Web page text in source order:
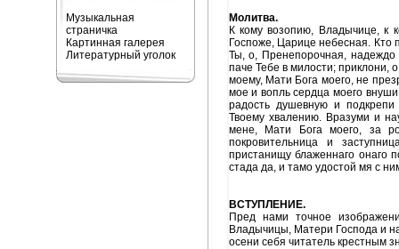
Музыкальная
страничка
Картинная галерея
Литературный уголок
Молитва.
К кому возопию, Владычице, к
Госпоже, Царице небесная.
Ты, о, Пренепорочная,
паче Тебе в милости;
моему, Мати Бога моего, не
мое и вопль сердца моего
радость душевную и
Твоему хвалению. Вразуми и
мене, Мати Бога моего, за
покровительница и
пристанищу блаженнаго онаго
стада да, и тамо удостой мя с
ВСТУПЛЕНИЕ.
Пред нами точное
Владычицы, Матери Господа и
осени себя читатель крестным